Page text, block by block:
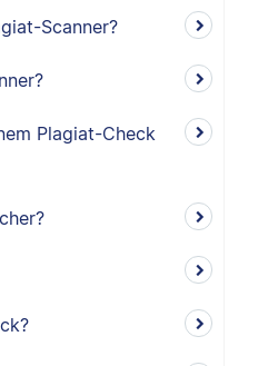
Scanner?
Plagiat-Check